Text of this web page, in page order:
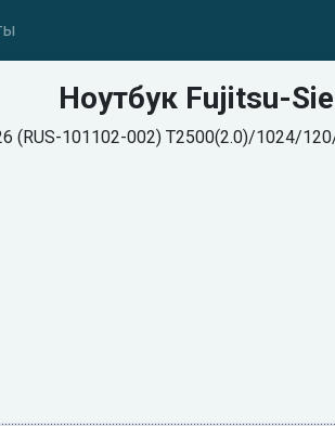
Ноутбук Fujitsu-
(RUS-101102-002) T2500(2.0)/1024/